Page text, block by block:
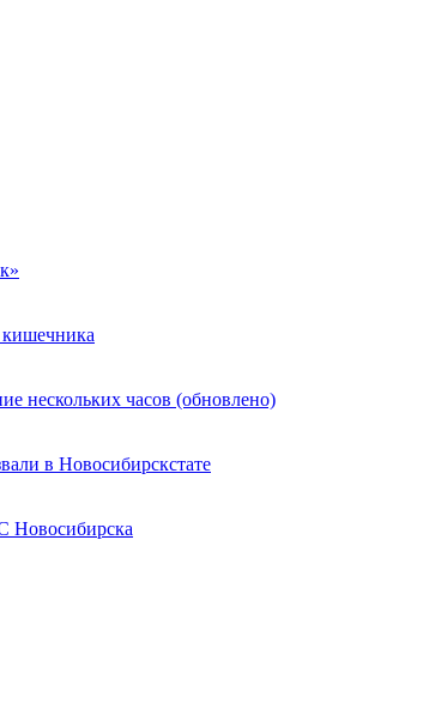
нескольких часов (обновлено)
в Новосибирскстате
Новосибирска